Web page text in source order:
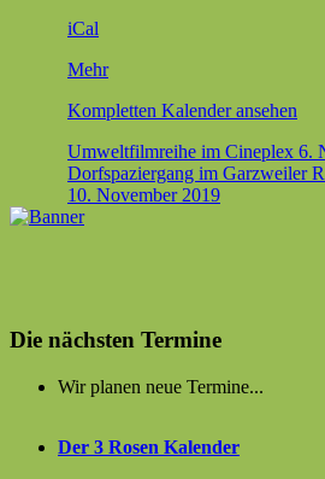
iCal
Mehrüber
Kom­plet­ten Kalen­der ansehen
Beitragsnavigation
Umweltfilmreihe im Cineplex 6.
Dorfspaziergang im Garzweiler
10. November 2019
Die nächsten Termine
Wir planen neue Termine...
Der 3 Rosen Kalender